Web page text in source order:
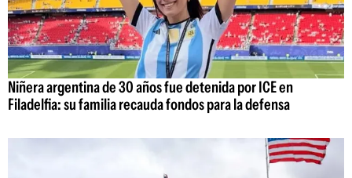
Niñera argentina de 30 años fue detenida por ICE en
Filadelfia: su familia recauda fondos para la defensa